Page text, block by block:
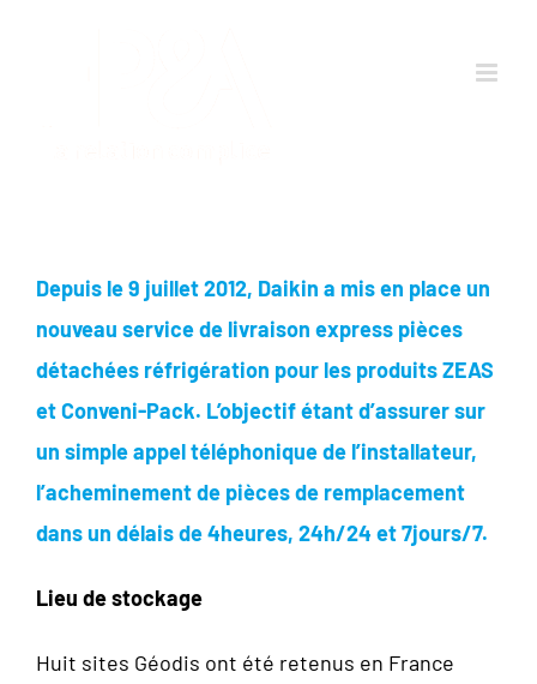
Depuis le 9 juillet 2012, Daikin a mis en place un
nouveau service de livraison express pièces
détachées réfrigération pour les produits ZEAS
et Conveni-Pack. L’objectif étant d’assurer sur
un simple appel téléphonique de l’installateur,
l’acheminement de pièces de remplacement
dans un délais de 4heures, 24h/24 et 7jours/7.
Lieu de stockage
Huit sites Géodis ont été retenus en France